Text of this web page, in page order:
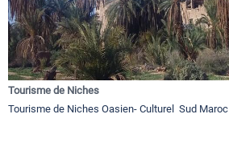
Tourisme de Niches
Tourisme de Niches Oasien- Culturel Sud Maroc